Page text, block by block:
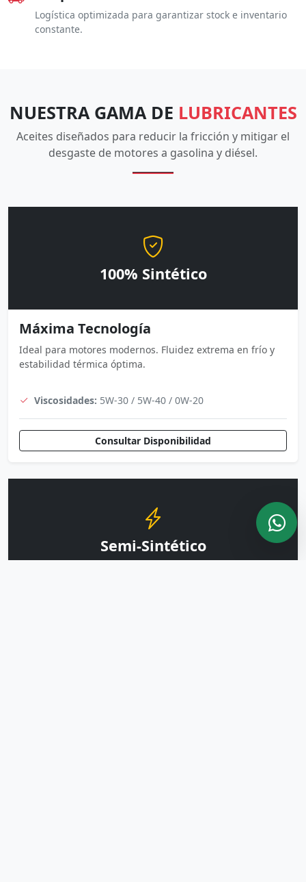
Logística optimizada para garantizar stock e inventario
constante.
NUESTRA GAMA DE LUBRICANTES
Aceites diseñados para reducir la fricción y mitigar el
desgaste de motores a gasolina y diésel.
100% Sintético
Máxima Tecnología
Ideal para motores modernos. Fluidez extrema en frío y
estabilidad térmica óptima.
Viscosidades: 5W-30 / 5W-40 / 0W-20
Consultar Disponibilidad
Semi-Sintético